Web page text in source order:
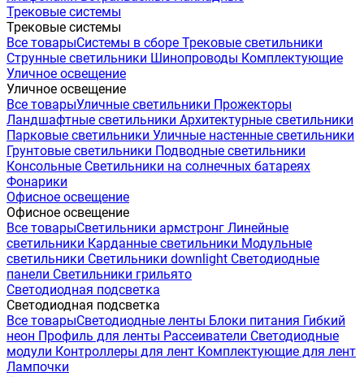
Трековые системы
Трековые системы
Все товарыСистемы в сборе Трековые светильники
Струнные светильники Шинопроводы Комплектующие
Уличное освещение
Уличное освещение
Все товарыУличные светильники Прожекторы
Ландшафтные светильники Архитектурные светильники
Парковые светильники Уличные настенные светильники
Грунтовые светильники Подводные светильники
Консольные Светильники на солнечных батареях
Фонарики
Офисное освещение
Офисное освещение
Все товарыСветильники армстронг Линейные
светильники Карданные светильники Модульные
светильники Светильники downlight Светодиодные
панели Светильники грильято
Светодиодная подсветка
Светодиодная подсветка
Все товарыСветодиодные ленты Блоки питания Гибкий
неон Профиль для ленты Рассеиватели Светодиодные
модули Контроллеры для лент Комплектующие для лент
Лампочки